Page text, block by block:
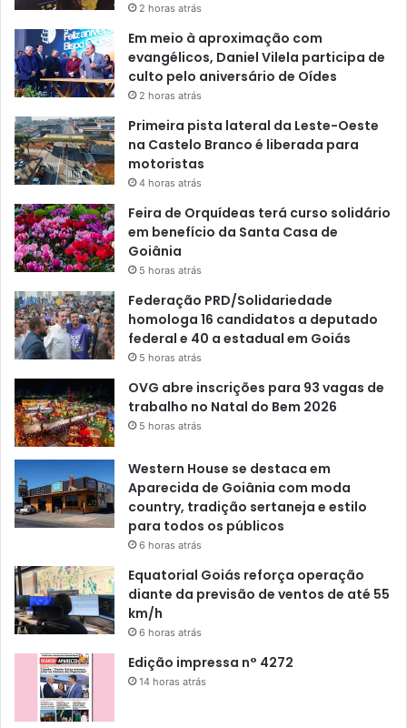
2 horas atrás
Em meio à aproximação com
evangélicos, Daniel Vilela participa de
culto pelo aniversário de Oídes
2 horas atrás
Primeira pista lateral da Leste-Oeste
na Castelo Branco é liberada para
motoristas
4 horas atrás
Feira de Orquídeas terá curso solidário
em benefício da Santa Casa de
Goiânia
5 horas atrás
Federação PRD/Solidariedade
homologa 16 candidatos a deputado
federal e 40 a estadual em Goiás
5 horas atrás
OVG abre inscrições para 93 vagas de
trabalho no Natal do Bem 2026
5 horas atrás
Western House se destaca em
Aparecida de Goiânia com moda
country, tradição sertaneja e estilo
para todos os públicos
6 horas atrás
Equatorial Goiás reforça operação
diante da previsão de ventos de até 55
km/h
6 horas atrás
Edição impressa n° 4272
14 horas atrás